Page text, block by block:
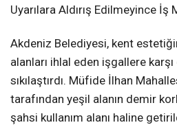
Uyarılara Aldırış Edilmeyince
Akdeniz Belediyesi, kent
alanları ihlal eden işgallere
sıkılaştırdı. Müfide İlhan
tarafından yeşil alanın demir
şahsi kullanım alanı haline